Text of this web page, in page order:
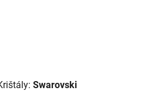
Swarovski